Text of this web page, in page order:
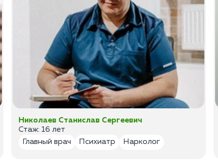
Николаев Станислав Сергеевич
Стаж: 16 лет
Главный врач
Психиатр Нарколог